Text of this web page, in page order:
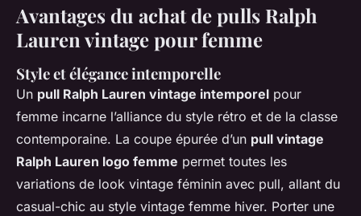
Avantages du achat de pulls Ralph
Lauren vintage pour femme
Style et élégance intemporelle
Un pull Ralph Lauren vintage intemporel pour
femme incarne l’alliance du style rétro et de la classe
contemporaine. La coupe épurée d’un pull vintage
Ralph Lauren logo femme permet toutes les
variations de look vintage féminin avec pull, allant du
casual-chic au style vintage femme hiver. Porter une